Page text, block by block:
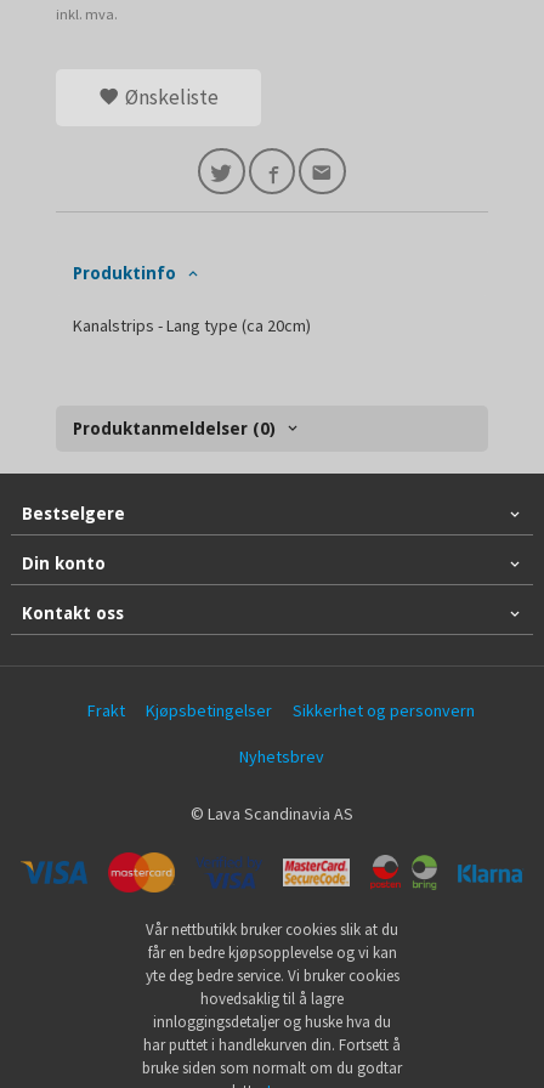
inkl. mva.
Ønskeliste
Produktinfo
Kanalstrips - Lang type (ca 20cm)
Produktanmeldelser (0)
Bestselgere
Din konto
Kontakt oss
Frakt Kjøpsbetingelser Sikkerhet og personvern
Nyhetsbrev
© Lava Scandinavia AS
Vår nettbutikk bruker cookies slik at du
får en bedre kjøpsopplevelse og vi kan
yte deg bedre service. Vi bruker cookies
hovedsaklig til å lagre
innloggingsdetaljer og huske hva du
har puttet i handlekurven din. Fortsett å
bruke siden som normalt om du godtar